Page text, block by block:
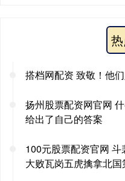
搭档网配资 致敬！他
扬州股票配资网官网
给出了自己的答案
100元股票配资官网 斗
大败瓦岗五虎擒拿北